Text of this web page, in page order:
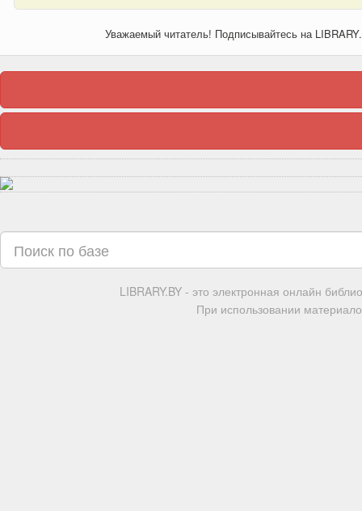
Уважаемый читатель! Подписывайтесь на
LIBRARY.BY - это электронная онлайн
При использовании